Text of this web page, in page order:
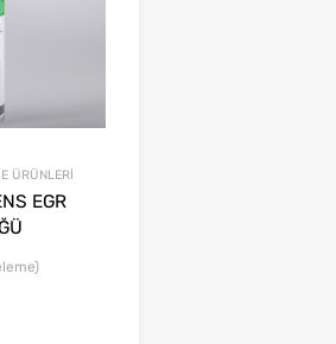
ÜRÜNLERİ
EGR